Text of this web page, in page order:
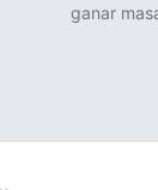
ganar